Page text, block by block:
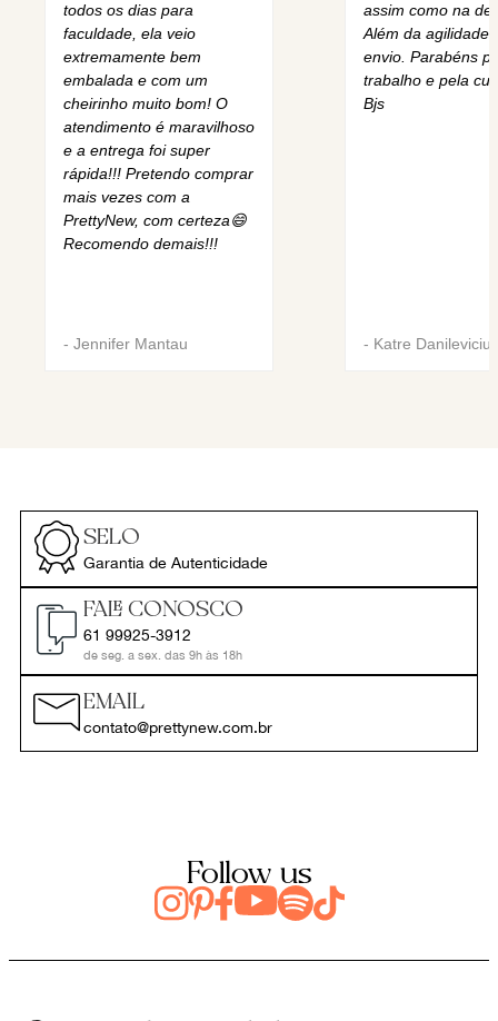
todos os dias para
faculdade, ela veio
extremamente bem
embalada e com um
cheirinho muito bom! O
atendimento é maravilhoso
e a entrega foi super
rápida!!! Pretendo comprar
mais vezes com a
PrettyNew, com certeza😄
Recomendo demais!!!
- Jennifer Mantau
assim como na
Além da agilidade
envio. Parabéns
trabalho e pela
Bjs
- Katre Danilevicius
SELO
Garantia de Autenticidade
FALE CONOSCO
61 99925-3912
de seg. a sex. das 9h às 18h
EMAIL
contato@prettynew.com.br
Follow us